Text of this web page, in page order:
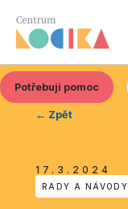
Potřebuji pomoc
← Zpět
17.3.2024
RADY A NÁVODY